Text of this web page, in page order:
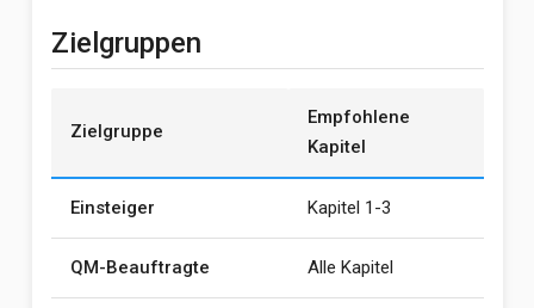
Zielgruppen
Zielgruppe
Empfohlene
Kapitel
Einsteiger Kapitel 1-3
QM-Beauftragte Alle Kapitel